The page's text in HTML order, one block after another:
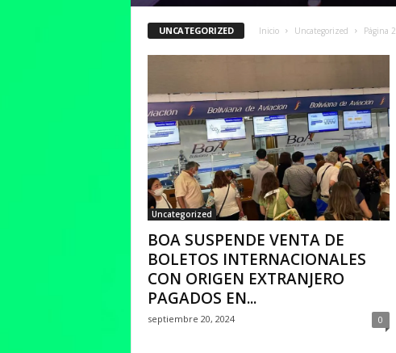
UNCATEGORIZED Inicio Uncategorized Página 2
Uncategorized
BOA SUSPENDE VENTA DE
BOLETOS INTERNACIONALES
CON ORIGEN EXTRANJERO
PAGADOS EN...
septiembre 20, 2024 0